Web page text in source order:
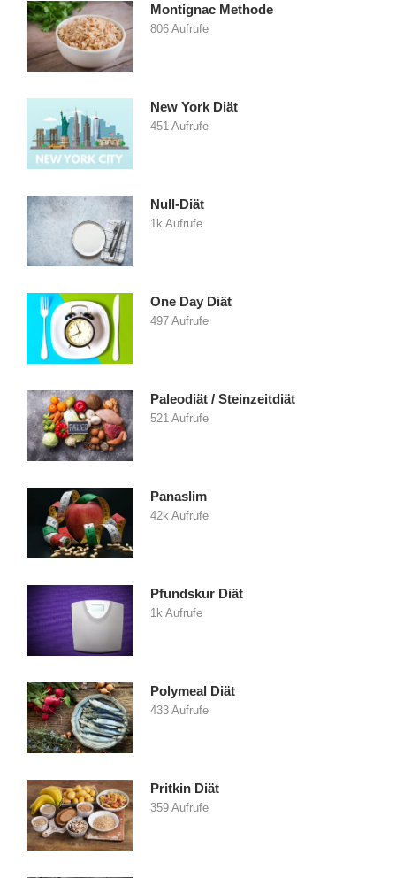
Montignac Methode
806 Aufrufe
New York Diät
451 Aufrufe
Null-Diät
1k Aufrufe
One Day Diät
497 Aufrufe
Paleodiät / Steinzeitdiät
521 Aufrufe
Panaslim
42k Aufrufe
Pfundskur Diät
1k Aufrufe
Polymeal Diät
433 Aufrufe
Pritkin Diät
359 Aufrufe